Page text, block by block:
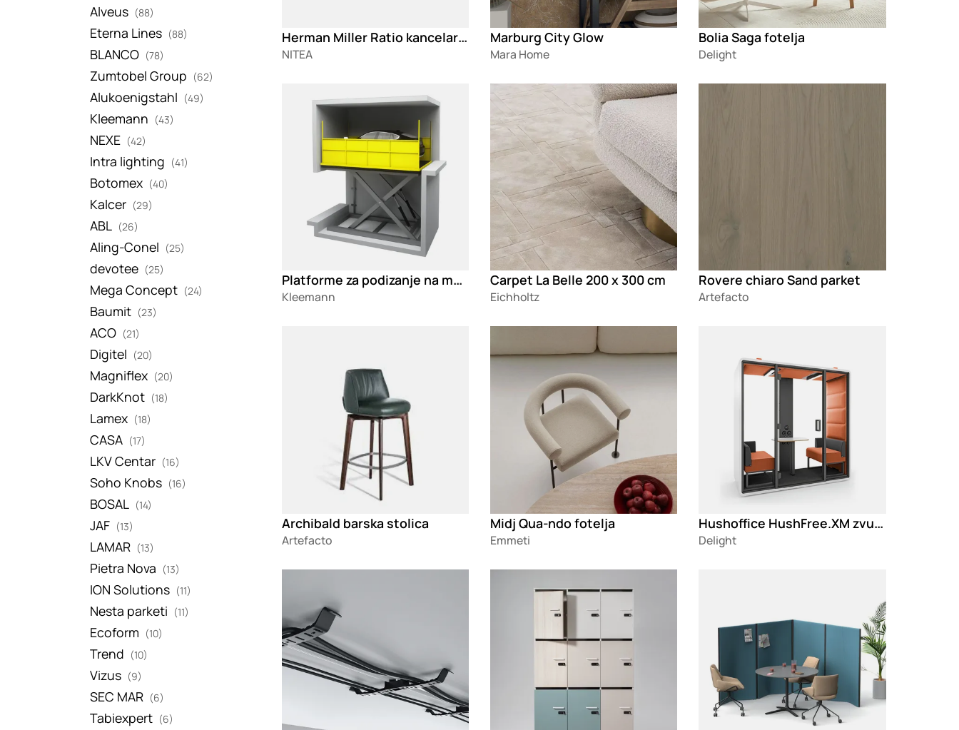
Alveus (88)
Eterna Lines (88)
BLANCO (78)
Zumtobel Group (62)
Alukoenigstahl (49)
Kleemann (43)
NEXE (42)
Intra lighting (41)
Botomex (40)
Kalcer (29)
ABL (26)
Aling-Conel (25)
devotee (25)
Mega Concept (24)
Baumit (23)
ACO (21)
Digitel (20)
Magniflex (20)
DarkKnot (18)
Lamex (18)
CASA (17)
LKV Centar (16)
Soho Knobs (16)
BOSAL (14)
JAF (13)
LAMAR (13)
Pietra Nova (13)
ION Solutions (11)
Nesta parketi (11)
Ecoform (10)
Trend (10)
Vizus (9)
SEC MAR (6)
Tabiexpert (6)
Herman Miller Ratio kancelarijski sto
NITEA
Marburg City Glow
Mara Home
Bolia Saga fotelja
Delight
Platforme za podizanje na makaze
Kleemann
Loading
Carpet La Belle 200 x 300 cm
Eichholtz
Rovere chiaro Sand parket
Artefacto
Archibald barska stolica
Artefacto
Midj Qua-ndo fotelja
Emmeti
Hushoffice HushFree.XM zvučno izolovana kabina
Delight